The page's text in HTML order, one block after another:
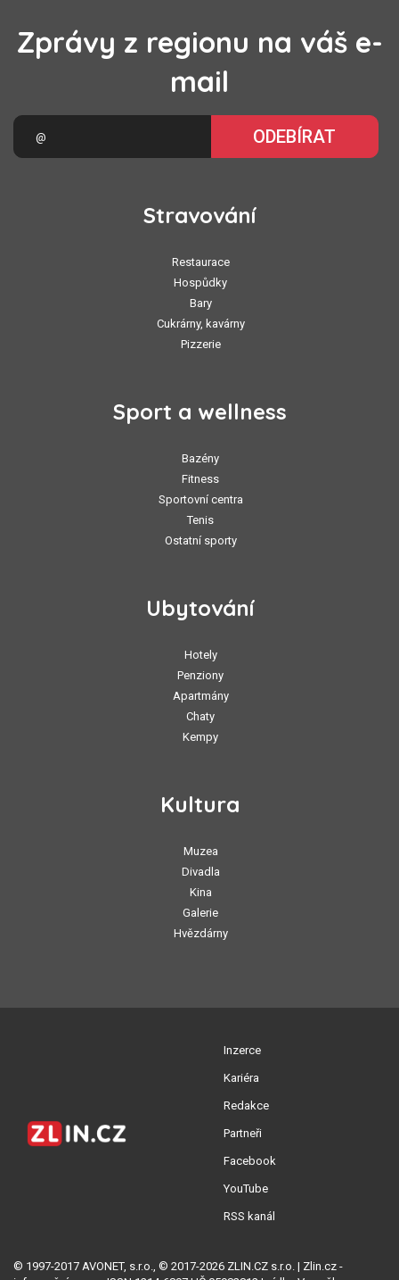
Zprávy z regionu na váš e-
mail
ODEBÍRAT
Stravování
Restaurace
Hospůdky
Bary
Cukrárny, kavárny
Pizzerie
Sport a wellness
Bazény
Fitness
Sportovní centra
Tenis
Ostatní sporty
Ubytování
Hotely
Penziony
Apartmány
Chaty
Kempy
Kultura
Muzea
Divadla
Kina
Galerie
Hvězdárny
Inzerce
Kariéra
Redakce
Partneři
Facebook
YouTube
RSS kanál
© 1997-2017 AVONET, s.r.o., © 2017-2026 ZLIN.CZ s.r.o. | Zlin.cz -